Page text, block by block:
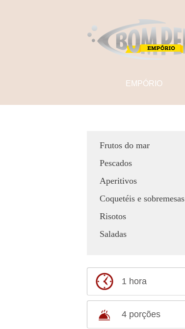
EMPÓRIO
Frutos do mar
Pescados
Aperitivos
Coquetéis e sobremesas
Risotos
Saladas
1 hora
4 porções